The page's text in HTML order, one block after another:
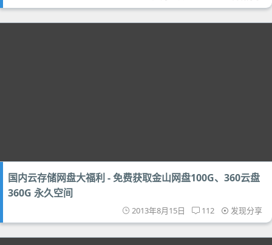
国内云存储网盘大福利 - 免费获取金山网盘100G、360云盘
360G 永久空间
2013年8月15日 112 发现分享